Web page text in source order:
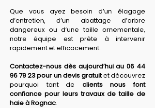
Que vous ayez besoin d’un élagage
d’entretien, d’un abattage d’arbre
dangereux ou d’une taille ornementale,
notre équipe est prête à intervenir
rapidement et efficacement.
Contactez-nous dès aujourd’hui au 06 44
96 79 23 pour un devis gratuit et découvrez
pourquoi tant de clients nous font
confiance pour leurs travaux de taille de
haie à Rognac.